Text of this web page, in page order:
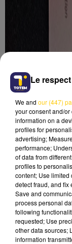
Le
We and our (447)
your consent and/
information on a
profiles for
advertising;
performance;
of data from
profiles to
content; Use limited
detect fraud, and fix
Save and
process personal
following
requested; Use
other data sources;
information